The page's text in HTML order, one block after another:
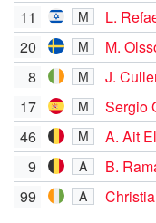
11
M L.
20 M M.
8 M
J.
17
M
Sergio
46
M
A. Ait
9
A B.
99 A